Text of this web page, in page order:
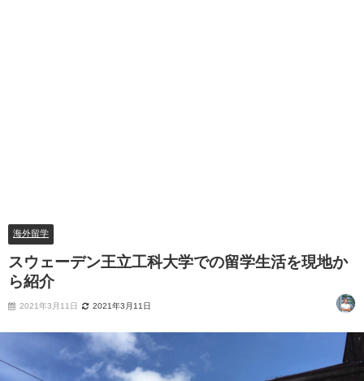
海外留学
スウェーデン王立工科大学での留学生活を現地か
ら紹介
2021年3月11日 2021年3月11日